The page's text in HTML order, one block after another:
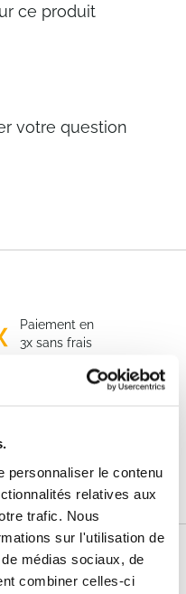
personnaliser le contenu
relatives aux
trafic. Nous
sur l'utilisation de
médias sociaux, de
combiner celles-ci
ce produit
votre question
Paiement en
3x sans frais